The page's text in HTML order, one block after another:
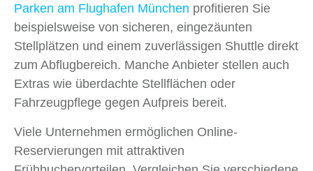
Parken am Flughafen München profitieren Sie
beispielsweise von sicheren, eingezäunten
Stellplätzen und einem zuverlässigen Shuttle direkt
zum Abflugbereich. Manche Anbieter stellen auch
Extras wie überdachte Stellflächen oder
Fahrzeugpflege gegen Aufpreis bereit.
Viele Unternehmen ermöglichen Online-
Reservierungen mit attraktiven